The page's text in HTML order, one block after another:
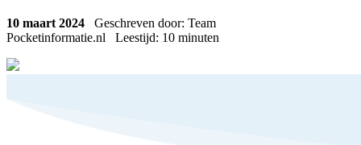
10 maart 2024 Geschreven door: Team
Pocketinformatie.nl Leestijd: 10 minuten